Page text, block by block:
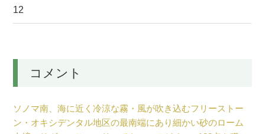
12
コメント
ソノマ南、海に近く冷涼な霧・風が吹き込むフリーストー
ン・オキシデンタル地区の最南端にあり細かい砂のローム